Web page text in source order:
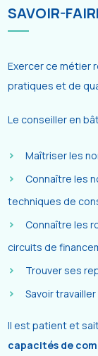
SAVOIR-
Exercer ce métier
pratiques et de
Le conseiller en
Maîtriser les
Connaître les
techniques de
Connaître les
circuits de
Trouver ses
Savoir
Il est patient et
capacités de